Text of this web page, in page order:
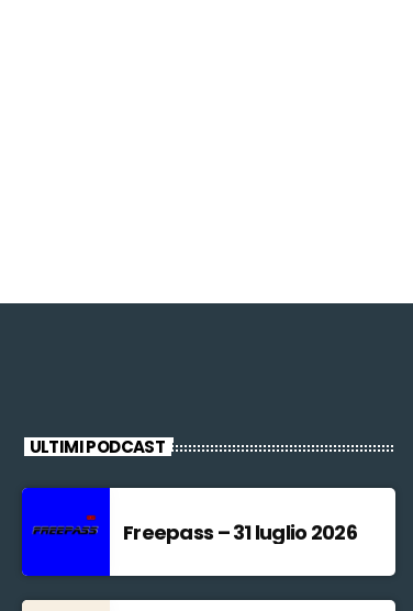
ULTIMI PODCAST
Freepass – 31 luglio 2026